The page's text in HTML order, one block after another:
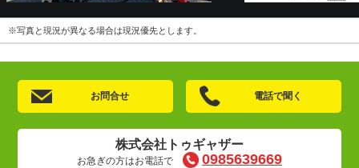
※写真と現況が異なる場合は現況優先とします。
お問合せ 電話で聞く
株式会社トゥギャザー
お急ぎの方はお電話で 0985639669